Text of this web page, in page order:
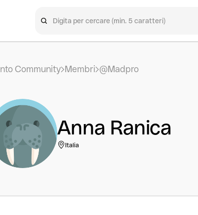
Community Membri @Madpro
Anna Ranica
Italia